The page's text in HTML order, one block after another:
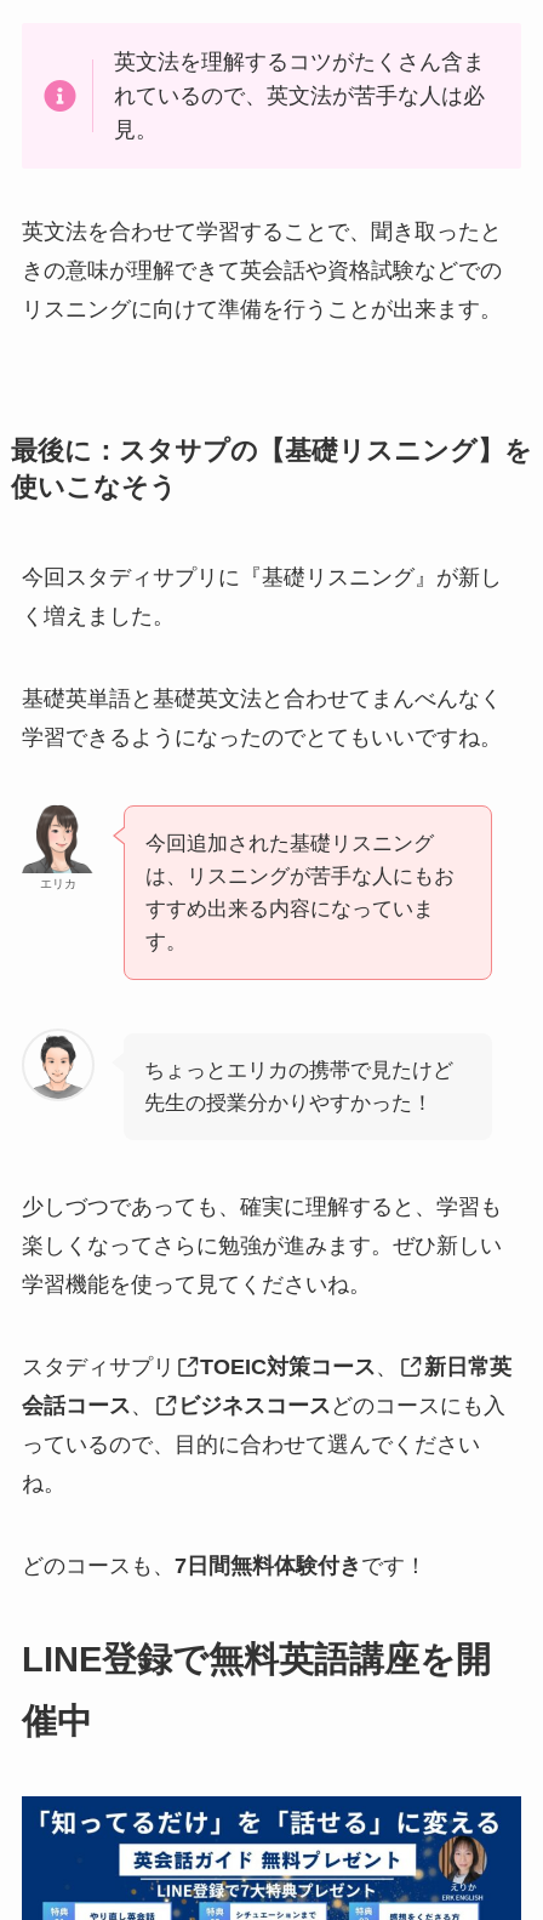
英文法を理解するコツがたくさん含ま
れているので、英文法が苦手な人は必
見。
英文法を合わせて学習することで、聞き取ったと
きの意味が理解できて英会話や資格試験などでの
リスニングに向けて準備を行うことが出来ます。
最後に：スタサプの【基礎リスニング】を
使いこなそう
今回スタディサプリに『基礎リスニング』が新し
く増えました。
基礎英単語と基礎英文法と合わせてまんべんなく
学習できるようになったのでとてもいいですね。
エリカ
今回追加された基礎リスニング
は、リスニングが苦手な人にもお
すすめ出来る内容になっていま
す。
ちょっとエリカの携帯で見たけど
先生の授業分かりやすかった！
少しづつであっても、確実に理解すると、学習も
楽しくなってさらに勉強が進みます。ぜひ新しい
学習機能を使って見てくださいね。
スタディサプリ TOEIC対策コース、
新日常英
会話コース、 ビジネスコース どのコースにも入
っているので、目的に合わせて選んでください
ね。
どのコースも、 7日間無料体験付き です！
LINE登録で無料英語講座を開
催中